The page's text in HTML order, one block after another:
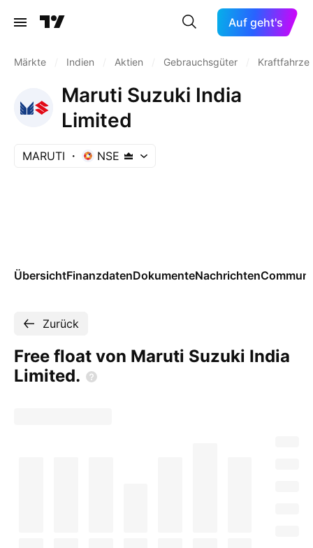
Auf geht's
Märkte Indien Aktien Gebrauchsgüter
Maruti Suzuki India
Limited
MARUTI NSE
ÜbersichtFinanzdatenDokumenteNachrichten
Zurück
Free float von Maruti Suzuki India
Limited.